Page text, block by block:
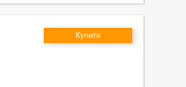
Купити